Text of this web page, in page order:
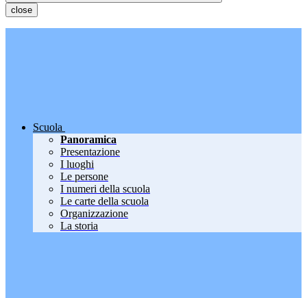
close
Scuola
Panoramica
Presentazione
I luoghi
Le persone
I numeri della scuola
Le carte della scuola
Organizzazione
La storia